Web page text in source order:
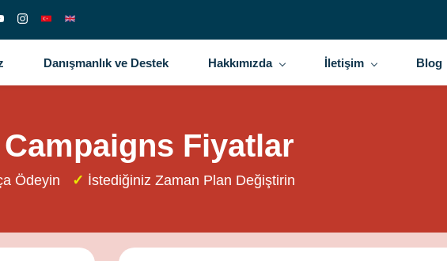
Danışmanlık ve Destek Hakkımızda İletişim Blog
Fiyatlar
Ödeyin ✓ İstediğiniz Zaman Plan Değiştirin